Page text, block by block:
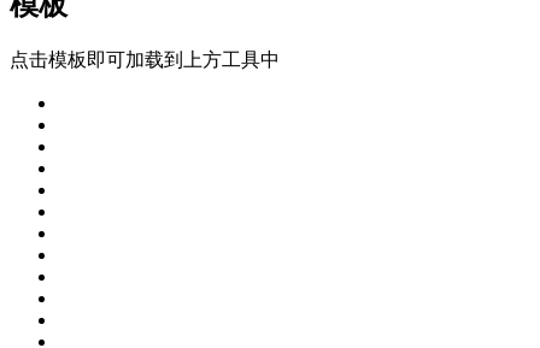
点击模板即可加载到上方工具中